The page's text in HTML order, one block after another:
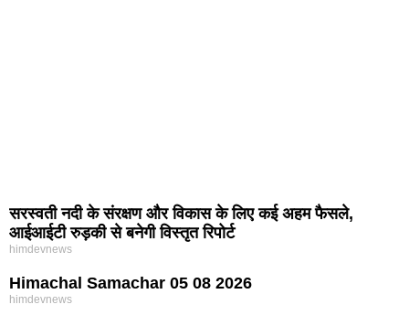
सरस्वती नदी के संरक्षण और विकास के लिए कई अहम फैसले,
आईआईटी रुड़की से बनेगी विस्तृत रिपोर्ट
himdevnews
Himachal Samachar 05 08 2026
himdevnews